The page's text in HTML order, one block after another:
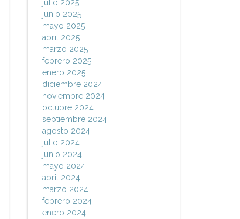
julio 2025
junio 2025
mayo 2025
abril 2025
marzo 2025
febrero 2025
enero 2025
diciembre 2024
noviembre 2024
octubre 2024
septiembre 2024
agosto 2024
julio 2024
junio 2024
mayo 2024
abril 2024
marzo 2024
febrero 2024
enero 2024